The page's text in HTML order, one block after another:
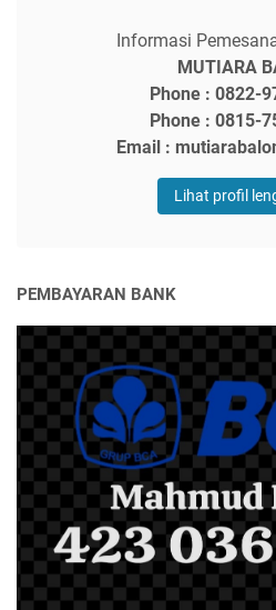
Informasi
MUTIARA
Phone : 0822-
Phone : 0815-
Email :
Lihat profil
PEMBAYARAN BANK